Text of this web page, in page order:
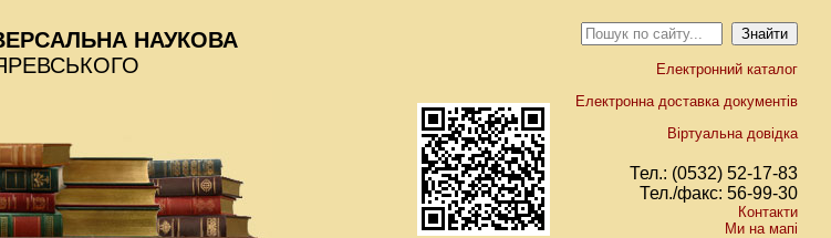
НАУКОВА
Електронний каталог
Електронна доставка документів
Віртуальна довідка
Тел.: (0532) 52-17-83
Тел./факс: 56-99-30
Контакти
Ми на мапі